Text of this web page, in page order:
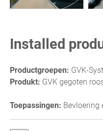
Installed
Productgroepen: GVK-
Produkt: GVK gegoten
Toepassingen: Bevloering